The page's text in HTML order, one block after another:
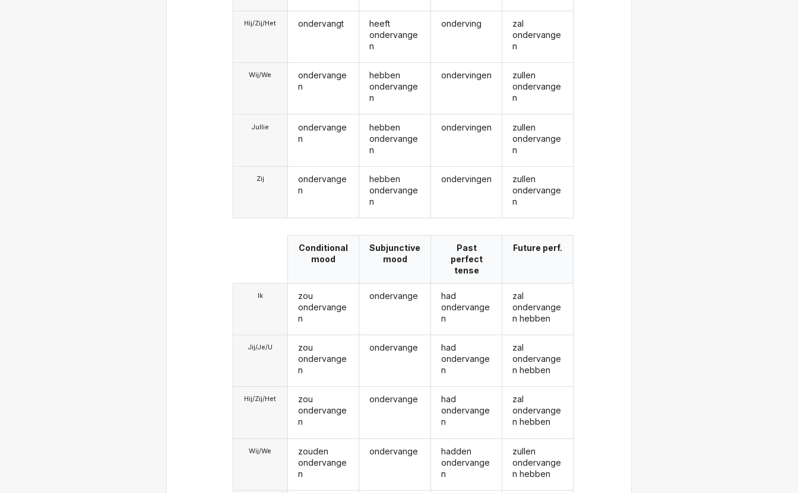
Hij/Zij/Het
Wij/We
Jullie
Zij
ondervangt
ondervange
n
ondervange
n
ondervange
n
heeft
ondervange
n
hebben
ondervange
n
hebben
ondervange
n
hebben
ondervange
n
onderving
ondervingen
ondervingen
ondervingen
zal
ondervange
n
zullen
ondervange
n
zullen
ondervange
n
zullen
ondervange
n
Ik
Jij/Je/U
Hij/Zij/Het
Wij/We
Conditional
mood
zou
ondervange
n
zou
ondervange
n
zou
ondervange
n
zouden
ondervange
n
Subjunctive
mood
ondervange
ondervange
ondervange
ondervange
Past
perfect
tense
had
ondervange
n
had
ondervange
n
had
ondervange
n
hadden
ondervange
n
Future perf.
zal
ondervange
n hebben
zal
ondervange
n hebben
zal
ondervange
n hebben
zullen
ondervange
n hebben